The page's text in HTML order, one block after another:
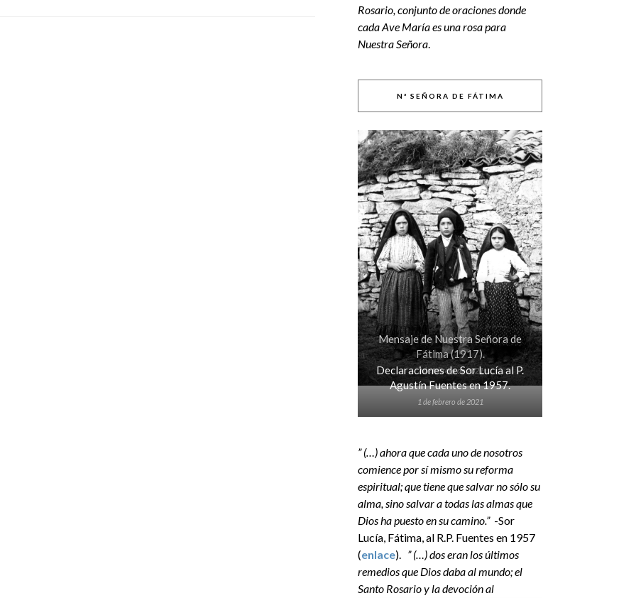
Rosario, conjunto de oraciones donde
cada Ave María es una rosa para
Nuestra Señora.
Nª SEÑORA DE FÁTIMA
Mensaje de Nuestra Señora de
Fátima (1917).
2 de febrero de 2021
Declaraciones de Sor Lucía al P.
Agustín Fuentes en 1957.
1 de febrero de 2021
” (…) ahora que cada uno de nosotros
comience por sí mismo su reforma
espiritual; que tiene que salvar no sólo su
alma, sino salvar a todas las almas que
Dios ha puesto en su camino.” -Sor
Lucía, Fátima, al R.P. Fuentes en 1957
(enlace). ” (…) dos eran los últimos
remedios que Dios daba al mundo; el
Santo Rosario y la devoción al